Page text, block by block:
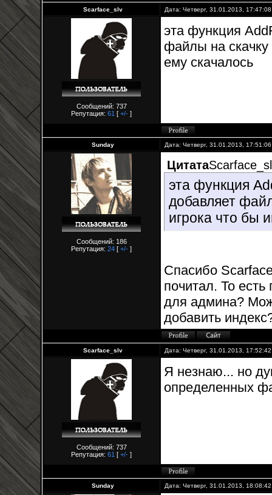
Scarface_slv Дата: Четверг, 31.01.2013,
Сообщений: 737
Репутация: 61 [ +/- ]
эта функция
файлы на скачку
ему скачалось
Sunday Дата: Четверг, 31.01.2013,
Сообщений: 186
Репутация: 24 [ +/- ]
Цитата
эта функция
добавляет
игрока что бы
Спасибо
почитал. То есть
для админа?
добавить
Scarface_slv Дата: Четверг, 31.01.2013,
Сообщений: 737
Репутация: 61 [ +/- ]
Я незнаю... но
определенных
Sunday Дата: Четверг, 31.01.2013,